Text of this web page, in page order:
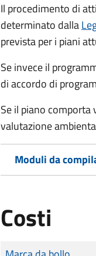
Il procedimento di
determinato dalla
prevista per i piani
Se invece il
di accordo di
Se il piano
valutazione
Moduli da
Costi
Tipo di pagamento
Importo